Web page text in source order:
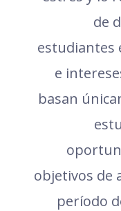
de
estudiantes
e
basan
objetivos de
período